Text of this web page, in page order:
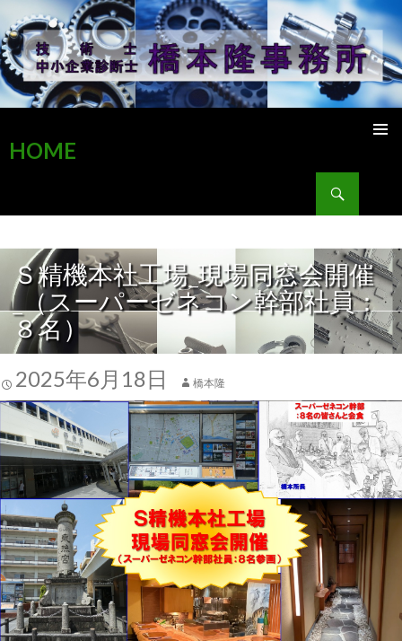
HOME
コンテンツへ移動
Ｓ精機本社工場_現場同窓会開催
_（スーパーゼネコン幹部社員：
８名）
2025年6月18日 橋本隆